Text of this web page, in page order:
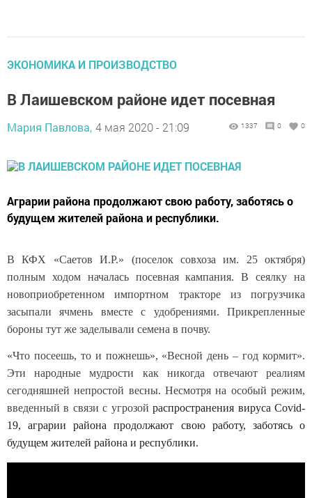
ЭКОНОМИКА И ПРОИЗВОДСТВО
В Лаишевском районе идет посевная
Мария Павлова, 4 мая 2020 - 21:09 1337 0 0
Аграрии района продолжают свою работу, заботясь о
будущем жителей района и республики.
В КФХ «Саетов И.Р.» (поселок совхоза им. 25 октября)
полным ходом началась посевная кампания. В сеялку на
новоприобретенном импортном тракторе из погрузчика
засыпали ячмень вместе с удобрениями. Прикрепленные
бороны тут же заделывали семена в почву.
«Что посеешь, то и пожнешь», «Весной день – год кормит».
Эти народные мудрости как никогда отвечают реалиям
сегодняшней непростой весны. Несмотря на особый режим,
введенный в связи с угрозойраспространения вируса Covid-
19, аграрии района продолжают свою работу, заботясь о
будущем жителей района и республики.